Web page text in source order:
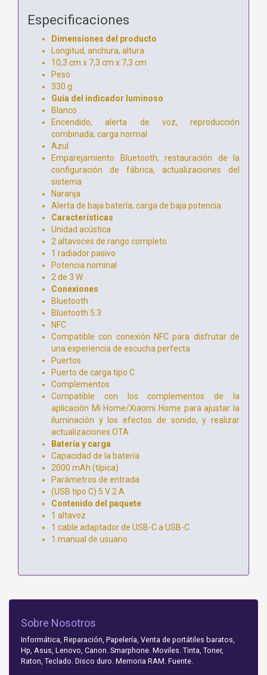
Especificaciones
Dimensiones del producto
Longitud, anchura, altura
10,3 cm x 7,3 cm x 7,3 cm
Peso
330 g
Guía del indicador luminoso
Blanco
Encendido, alerta de voz, reproducción
combinada, carga normal
Azul
Emparejamiento Bluetooth, restauración de la
configuración de fábrica, actualizaciones del
sistema
Naranja
Alerta de baja batería, carga de baja potencia
Características
Unidad acústica
2 altavoces de rango completo
1 radiador pasivo
Potencia nominal
2 de 3 W
Conexiones
Bluetooth
Bluetooth 5.3
NFC
Compatible con conexión NFC para disfrutar de
una experiencia de escucha perfecta
Puertos
Puerto de carga tipo C
Complementos
Compatible con los complementos de la
aplicación Mi Home/Xiaomi Home para ajustar la
iluminación y los efectos de sonido, y realizar
actualizaciones OTA
Batería y carga
Capacidad de la batería
2000 mAh (típica)
Parámetros de entrada
(USB tipo C) 5 V 2 A
Contenido del paquete
1 altavoz
1 cable adaptador de USB-C a USB-C
1 manual de usuario
Sobre Nosotros
Informática, Reparación, Papelería, Venta de portátiles baratos,
Hp, Asus, Lenovo, Canon. Smarphone. Moviles. Tinta, Toner,
Raton, Teclado. Disco duro. Memoria RAM. Fuente.